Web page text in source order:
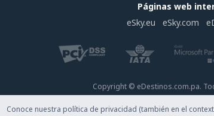
Páginas web
eSky.eu
eSky.com
Copyright © eDestinos.com.pa.
Conoce nuestra política de privacidad (también en el